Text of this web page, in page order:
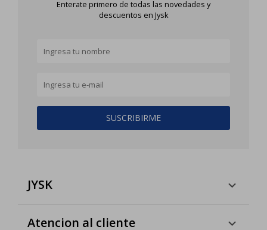
Enterate primero de todas las novedades y
descuentos en Jysk
SUSCRIBIRME
JYSK
Atencion al cliente